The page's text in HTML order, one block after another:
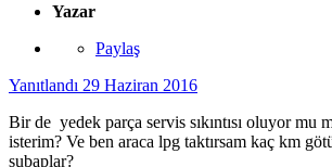
Yazar
Paylaş
Yanıtlandı 29 Haziran 2016
Bir de yedek parça servis sıkıntısı oluyor mu
isterim? Ve ben araca lpg taktırsam kaç km
subaplar?